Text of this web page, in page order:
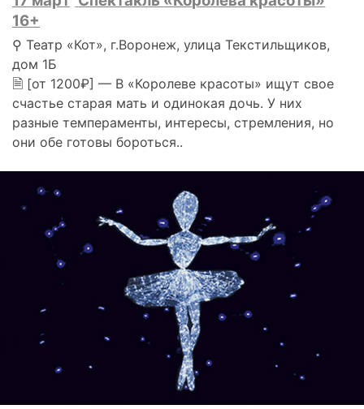
16+
⚲ Театр «Кот», г.Воронеж, улица Текстильщиков,
дом 1Б
🗎 [от 1200₽] — В «Королеве красоты» ищут свое
счастье старая мать и одинокая дочь. У них
разные темпераменты, интересы, стремления, но
они обе готовы бороться..